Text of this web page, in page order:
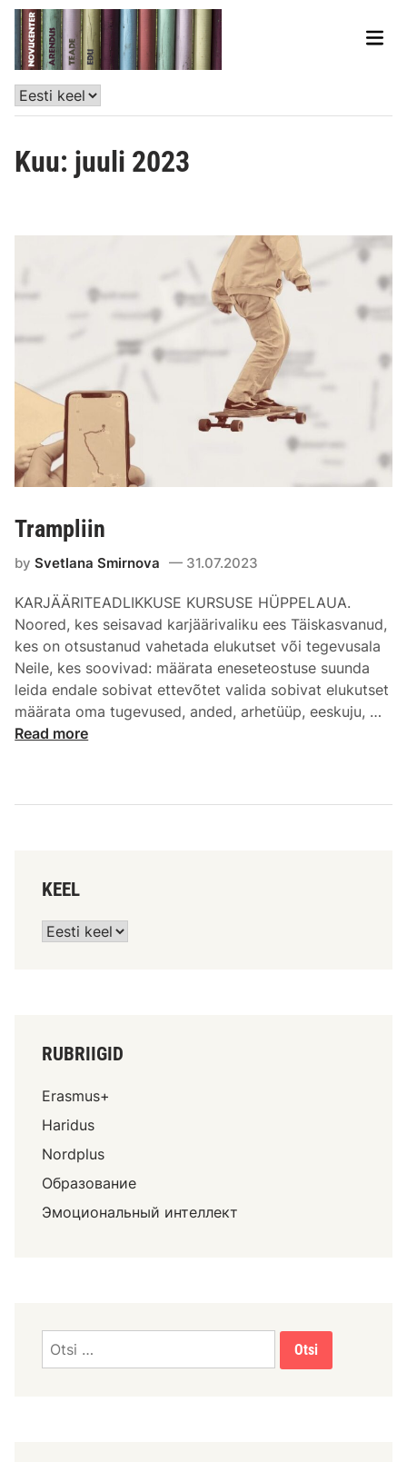
Kuu: juuli 2023
Trampliin
bySvetlana Smirnova 31.07.2023
KARJÄÄRITEADLIKKUSE KURSUSE HÜPPELAUA.
Noored, kes seisavad karjäärivaliku ees Täiskasvanud,
kes on otsustanud vahetada elukutset või tegevusala
Neile, kes soovivad: määrata eneseteostuse suunda
leida endale sobivat ettevõtet valida sobivat elukutset
määrata oma tugevused, anded, arhetüüp, eeskuju, …
Read more
KEEL
RUBRIIGID
Erasmus+
Haridus
Nordplus
Образование
Эмоциональный интеллект